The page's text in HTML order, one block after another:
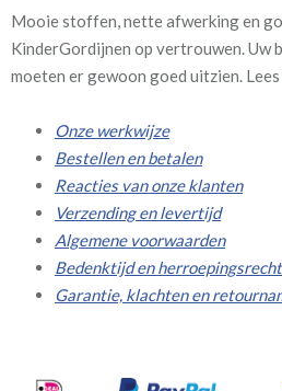
Mooie stoffen, nette afwerking en
KinderGordijnen op vertrouwen. Uw
moeten er gewoon goed uitzien.
Onze werkwijze
Bestellen en betalen
Reacties van onze klanten
Verzending en levertijd
Algemene voorwaarden
Bedenktijd en herroepingsrecht
Garantie, klachten en